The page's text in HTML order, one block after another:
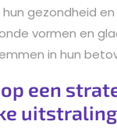
gezondheid
vormen en
in hun
een